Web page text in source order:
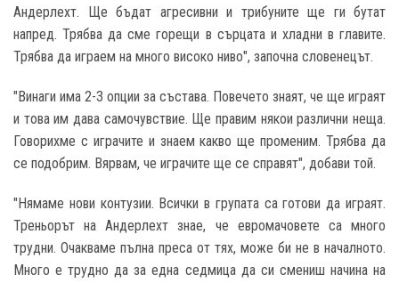
Андерлехт. Ще бъдат агресивни и трибуните ще ги бутат
напред. Трябва да сме горещи в сърцата и хладни в главите.
Трябва да играем на много високо ниво", започна словенецът.
"Винаги има 2-3 опции за състава. Повечето знаят, че ще играят
и това им дава самочувствие. Ще правим някои различни неща.
Говорихме с играчите и знаем какво ще променим. Трябва да
се подобрим. Вярвам, че играчите ще се справят", добави той.
"Нямаме нови контузии. Всички в групата са готови да играят.
Треньорът на Андерлехт знае, че евромачовете са много
трудни. Очакваме пълна преса от тях, може би не в началното.
Много е трудно да за една седмица да си смениш начина на